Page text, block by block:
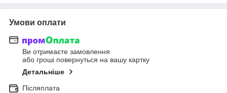
Умови оплати
Ви отримаєте замовлення
або гроші повернуться на вашу картку
Детальніше
Післяплата